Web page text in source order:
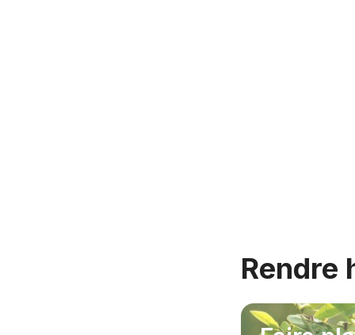
Rendre